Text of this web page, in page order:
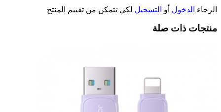
الرجاء الدخول أو التسجيل لكي تتمكن من تقييم المنتج
منتجات ذات صلة